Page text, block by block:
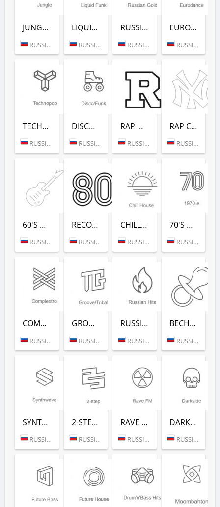
JUNGLE (РАДИО РЕКОРД)
RUSSIA (MOSCOW)
LIQUID FUNK (РАДИО РЕКОРД)
RUSSIA (MOSCOW)
RUSSIAN GOLD (РАДИО РЕКОРД)
RUSSIA (MOSCOW)
EURODANCE (РАДИО РЕКОРД)
RUSSIA (MOSCOW)
TECHNOPOP (РАДИО РЕКОРД)
RUSSIA (MOSCOW)
DISCO/FUNK (РАДИО РЕКОРД)
RUSSIA (MOSCOW)
RAP HITS (РАДИО РЕКОРД)
RUSSIA (MOSCOW)
RAP CLASSICS (РАДИО РЕКОРД)
RUSSIA (MOSCOW)
60'S DANCE (РАДИО РЕКОРД)
RUSSIA (MOSCOW)
RECORD 80-Х (РАДИО РЕКОРД)
RUSSIA (MOSCOW)
CHILL HOUSE (РАДИО РЕКОРД)
RUSSIA (MOSCOW)
70'S DANCE (РАДИО РЕКОРД)
RUSSIA (MOSCOW)
COMPLEXTRO (РАДИО РЕКОРД)
RUSSIA (MOSCOW)
GROOVE/TRIBAL (РАДИО РЕКОРД)
RUSSIA (MOSCOW)
RUSSIAN HITS (РАДИО РЕКОРД)
RUSSIA (MOSCOW)
ВЕСНУШКА FM (РАДИО РЕКОРД)
RUSSIA (MOSCOW)
SYNTHWAVE (РАДИО РЕКОРД)
RUSSIA (MOSCOW)
2-STEP (РАДИО РЕКОРД)
RUSSIA (MOSCOW)
RAVE FM (РАДИО РЕКОРД)
RUSSIA (MOSCOW)
DARKSIDE (РАДИО РЕКОРД)
RUSSIA (MOSCOW)